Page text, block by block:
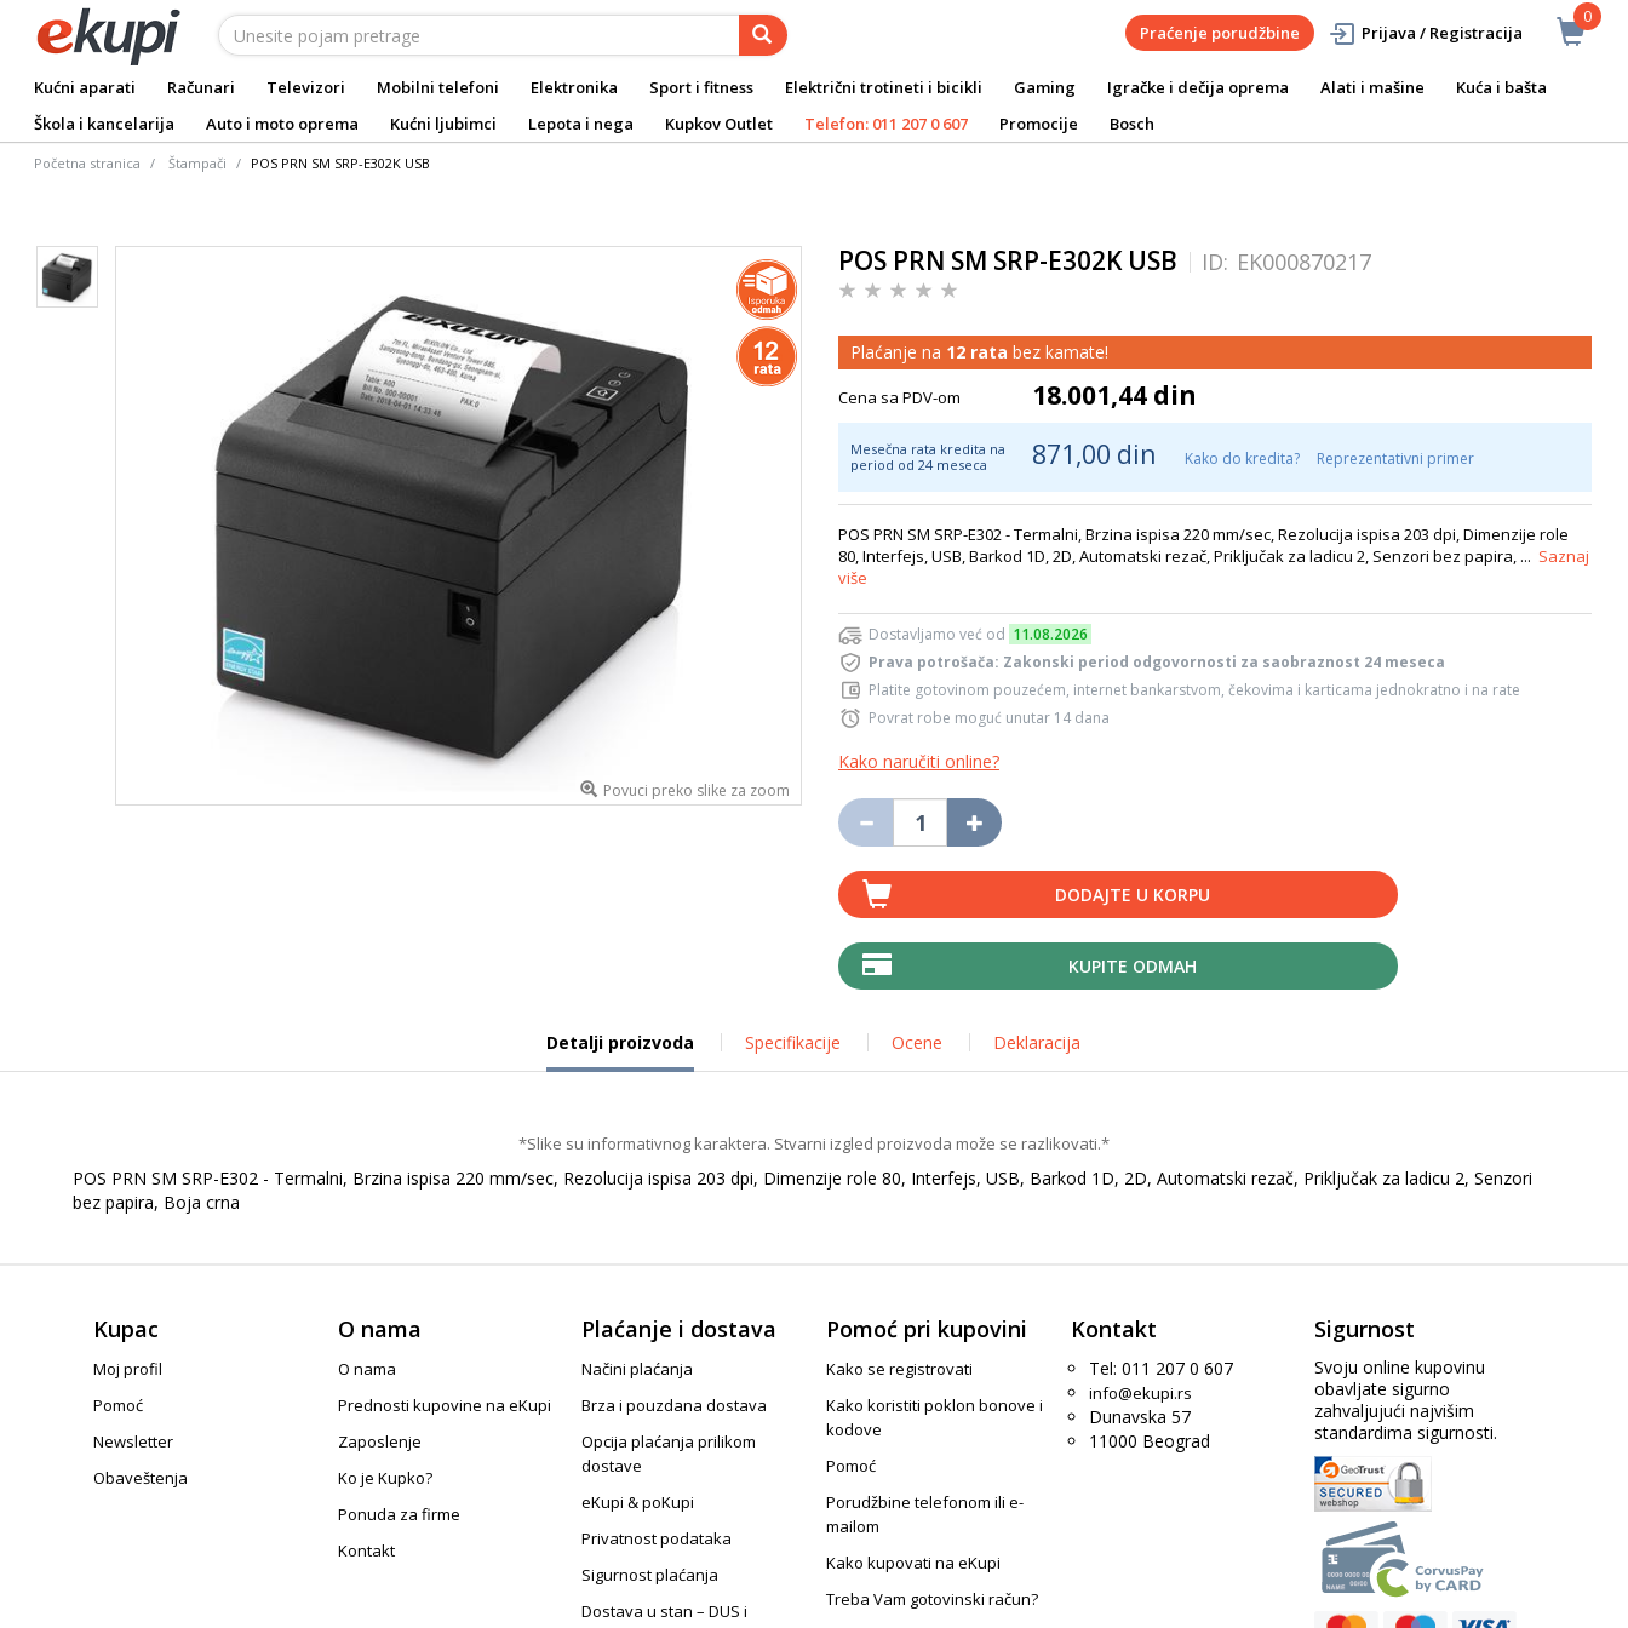
0
Praćenje porudžbine Prijava / Registracija
Kućni aparati Računari Televizori Mobilni telefoni Elektronika Sport i fitness Električni trotineti i bicikli Gaming Igračke i dečija oprema Alati i mašine
Kuća i bašta
Škola i kancelarija
Auto i moto oprema Kućni ljubimci Lepota i nega Kupkov Outlet Telefon: 011 207 0 607 Promocije Bosch
Početna stranica Štampači POS PRN SM SRP-E302K USB
Povuci preko slike za zoom
POS PRN SM SRP-E302K USB ID: EK000870217
Plaćanje na 12 rata bez kamate!
Cena sa PDV-om 18.001,44 din
Mesečna rata kredita na
period od 24 meseca
871,00 din Kako do kredita? Reprezentativni primer
POS PRN SM SRP-E302 - Termalni, Brzina ispisa 220 mm/sec, Rezolucija ispisa 203 dpi, Dimenzije role
80, Interfejs, USB, Barkod 1D, 2D, Automatski rezač, Priključak za ladicu 2, Senzori bez papira, ... Saznaj
više
Dostavljamo već od 11.08.2026
Prava potrošača: Zakonski period odgovornosti za saobraznost 24 meseca
Platite gotovinom pouzećem, internet bankarstvom, čekovima i karticama jednokratno i na rate
Povrat robe moguć unutar 14 dana
Kako naručiti online?
DODAJTE U KORPU
KUPITE ODMAH
Detalji proizvoda Specifikacije Ocene Deklaracija
*Slike su informativnog karaktera. Stvarni izgled proizvoda može se razlikovati.*
POS PRN SM SRP-E302 - Termalni, Brzina ispisa 220 mm/sec, Rezolucija ispisa 203 dpi, Dimenzije role 80, Interfejs, USB, Barkod 1D, 2D, Automatski rezač, Priključak za ladicu 2, Senzori
bez papira, Boja crna
Kupac
Moj profil
Pomoć
Newsletter
Obaveštenja
O nama
O nama
Prednosti kupovine na eKupi
Zaposlenje
Ko je Kupko?
Ponuda za firme
Kontakt
Plaćanje i dostava
Načini plaćanja
Brza i pouzdana dostava
Opcija plaćanja prilikom
dostave
eKupi & poKupi
Privatnost podataka
Sigurnost plaćanja
Dostava u stan – DUS i
Pomoć pri kupovini
Kako se registrovati
Kako koristiti poklon bonove i
kodove
Pomoć
Porudžbine telefonom ili e-
mailom
Kako kupovati na eKupi
Treba Vam gotovinski račun?
Kontakt
Tel: 011 207 0 607
info@ekupi.rs
Dunavska 57
11000 Beograd
Sigurnost
Svoju online kupovinu
obavljate sigurno
zahvaljujući najvišim
standardima sigurnosti.